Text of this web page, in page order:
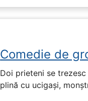
Comedie de
Doi prieteni se
plină cu ucigași,